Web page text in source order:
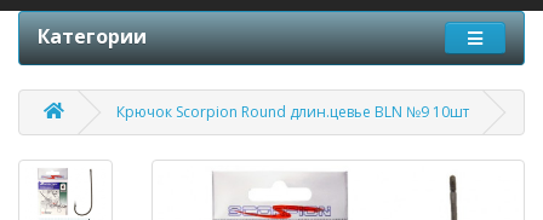
Категории
Крючок Scorpion Round длин.цевье BLN №9 10шт